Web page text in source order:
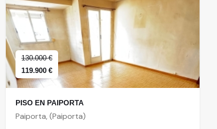
130.000 €
119.900 €
PISO EN PAIPORTA
Paiporta, (Paiporta)